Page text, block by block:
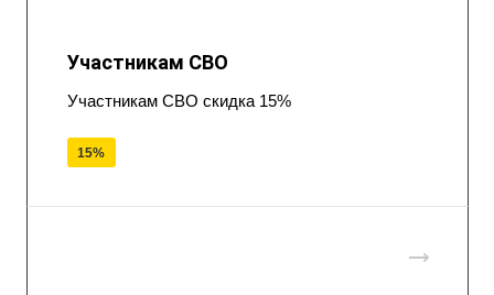
Участникам СВО
Участникам СВО скидка 15%
15%